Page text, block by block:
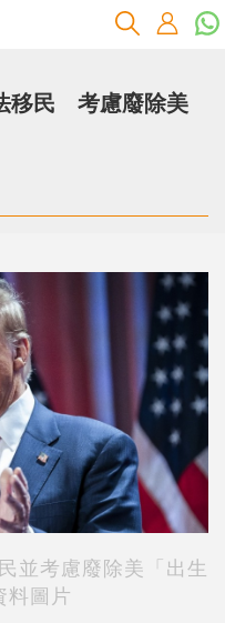
移民 考慮廢除美
並考慮廢除美「出生
料圖片